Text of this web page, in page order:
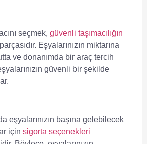
seçmek, güvenli taşımacılığın
Eşyalarınızın miktarına
ve donanımda bir araç tercih
güvenli bir şekilde
eşyalarınızın başına gelebilecek
için sigorta seçenekleri